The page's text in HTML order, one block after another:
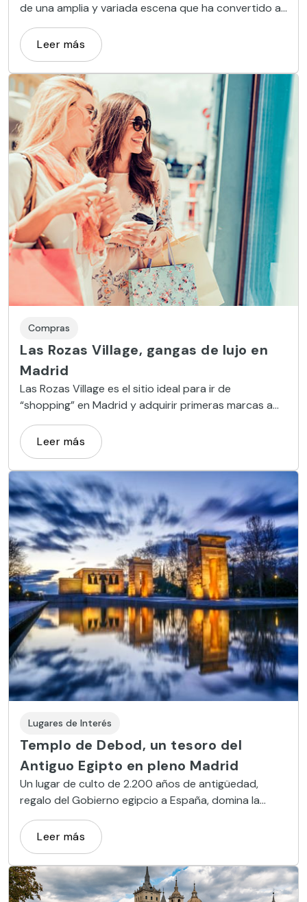
de una amplia y variada escena que ha convertido a
la ciudad en capital mundial del teatro musical en
español.
Leer más
Compras
Las Rozas Village, gangas de lujo en
Madrid
Las Rozas Village es el sitio ideal para ir de
“shopping” en Madrid y adquirir primeras marcas a
precios reducidos.
Leer más
Lugares de Interés
Templo de Debod, un tesoro del
Antiguo Egipto en pleno Madrid
Un lugar de culto de 2.200 años de antigüedad,
regalo del Gobierno egipcio a España, domina la
Montaña de Príncipe Pío desde 1972.
Leer más